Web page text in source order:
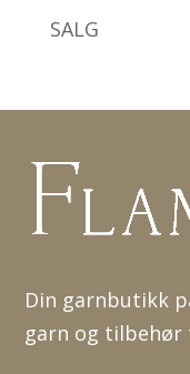
SALG
Din garnbutikk
garn og